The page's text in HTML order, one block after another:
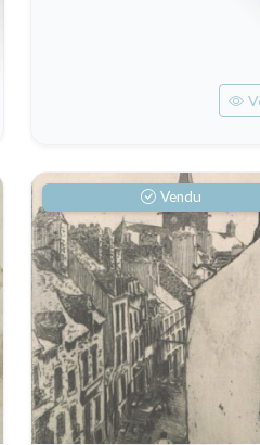
Vendu